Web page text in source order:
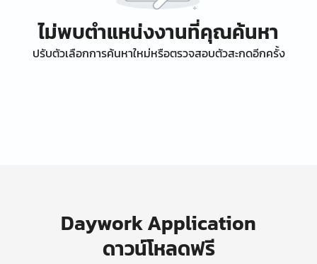
ไม่พบตำแหน่งงานที่คุณค้นหา
ปรับตัวเลือกการค้นหาใหม่หรือตรวจสอบตัวสะกดอีกครั้ง
Daywork Application
ดาวน์โหลดฟรี